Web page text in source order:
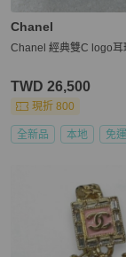
Chanel
Chanel 經典雙C logo耳
TWD 26,500
現折 800
全新品 本地 免運